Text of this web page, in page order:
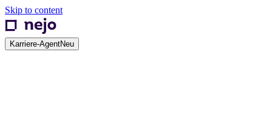
Skip to content
Karriere-AgentNeu